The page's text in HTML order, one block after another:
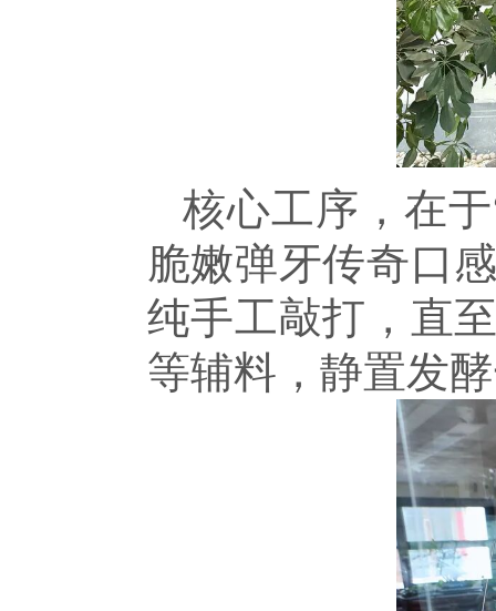
核心工序，在
脆嫩弹牙传奇口
纯手工敲打，直
等辅料，静置发